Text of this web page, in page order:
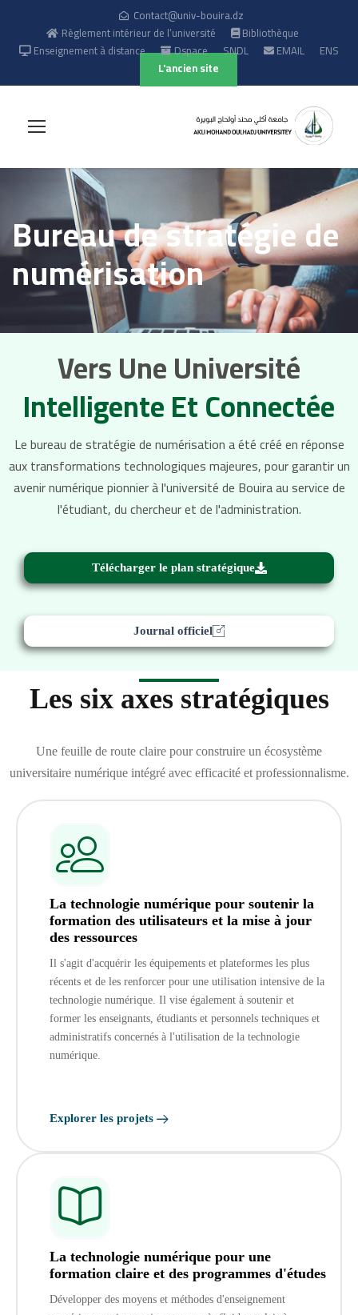
Contact@univ-bouira.dz
Règlement intérieur de l’université
Bibliothèque
Enseignement à distance
Dspace SNDL EMAIL
ENS
L'ancien site
Bureau de stratégie de
numérisation
Vers Une Université
Intelligente Et Connectée
Le bureau de stratégie de numérisation a été créé en réponse
aux transformations technologiques majeures, pour garantir un
avenir numérique pionnier à l'université de Bouira au service de
l'étudiant, du chercheur et de l'administration.
Télécharger le plan stratégique
Journal officiel
Les six axes stratégiques
Une feuille de route claire pour construire un écosystème
universitaire numérique intégré avec efficacité et professionnalisme.
La technologie numérique pour soutenir la
formation des utilisateurs et la mise à jour
des ressources
Il s'agit d'acquérir les équipements et plateformes les plus
récents et de les renforcer pour une utilisation intensive de la
technologie numérique. Il vise également à soutenir et
former les enseignants, étudiants et personnels techniques et
administratifs concernés à l'utilisation de la technologie
numérique.
Explorer les projets
La technologie numérique pour une
formation claire et des programmes d'études
Développer des moyens et méthodes d'enseignement